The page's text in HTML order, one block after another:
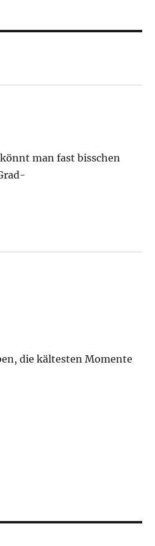
man fast bisschen
die kältesten Momente